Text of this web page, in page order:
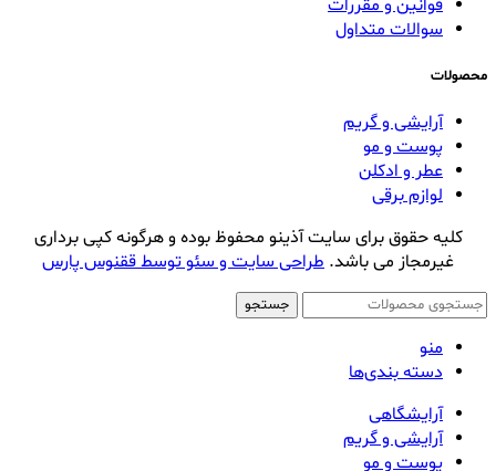
قوانین و مقررات
سوالات متداول
محصولات
آرایشی و گریم
پوست و مو
عطر و ادکلن
لوازم برقی
کلیه حقوق برای سایت آذینو محفوظ بوده و هرگونه کپی برداری
غیرمجاز می باشد. طراحی سایت و سئو توسط ققنوس پارس
جستجو
منو
دسته بندی‌ها
آرایشگاهی
آرایشی و گریم
پوست و مو